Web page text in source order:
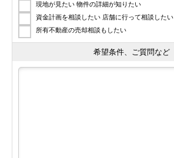
現地が見たい 物件の詳細が知りたい
資金計画を相談したい 店舗に行って相談したい
所有不動産の売却相談もしたい
希望条件、ご質問など